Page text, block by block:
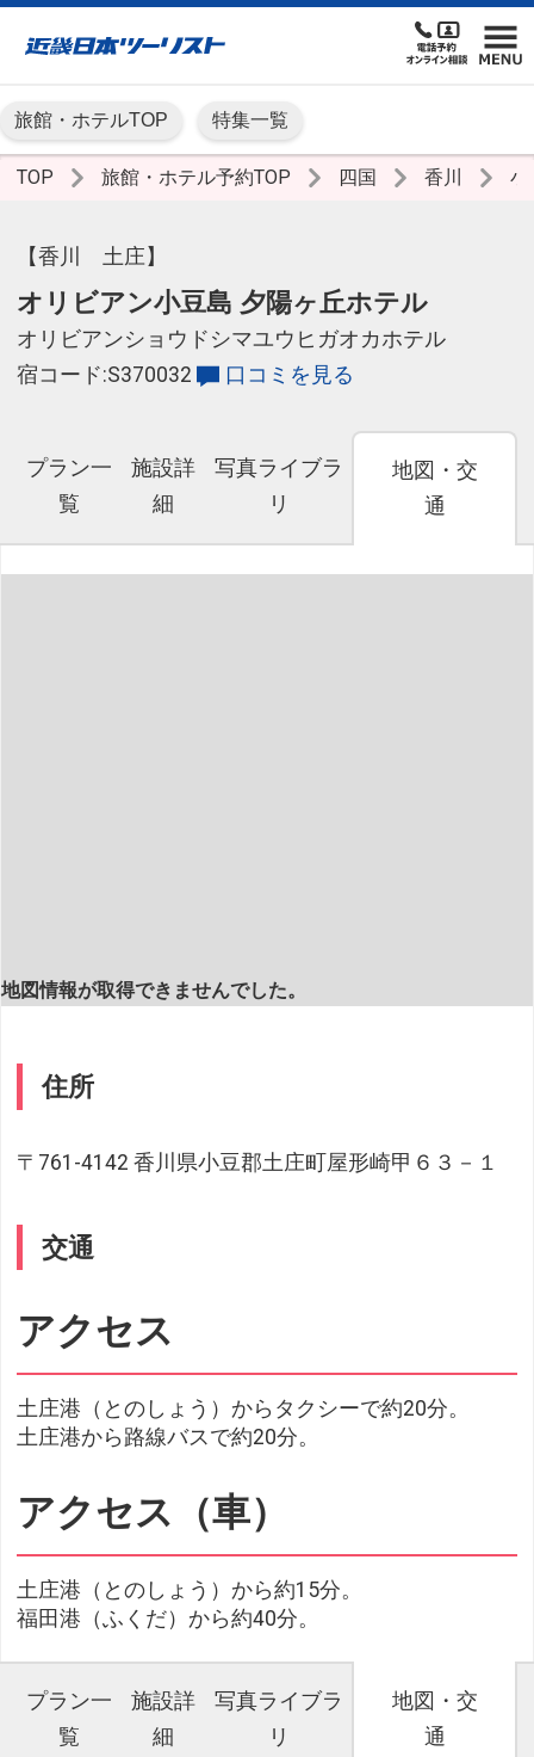
旅館・ホテルTOP 特集一覧
TOP 旅館・ホテル予約TOP 四国 香川
【香川 土庄】
オリビアン小豆島 夕陽ヶ丘ホテル
オリビアンショウドシマユウヒガオカホテル
宿コード:S370032
口コミを見る
プラン一
覧
施設詳
細
写真ライブラ
リ
地図・交
通
地図情報が取得できませんでした。
住所
〒761-4142 香川県小豆郡土庄町屋形崎甲６３－１
交通
アクセス
土庄港（とのしょう）からタクシーで約20分。
土庄港から路線バスで約20分。
アクセス（車）
土庄港（とのしょう）から約15分。
福田港（ふくだ）から約40分。
プラン一
覧
施設詳
細
写真ライブラ
リ
地図・交
通